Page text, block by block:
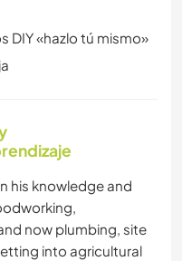
DIY «hazlo tú mismo»
his knowledge and
now plumbing, site
into agricultural